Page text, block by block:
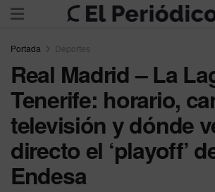
Portada Deportes
Real Madrid – La
Tenerife: horario,
televisión y dónde
directo el ‘playoff’
Endesa